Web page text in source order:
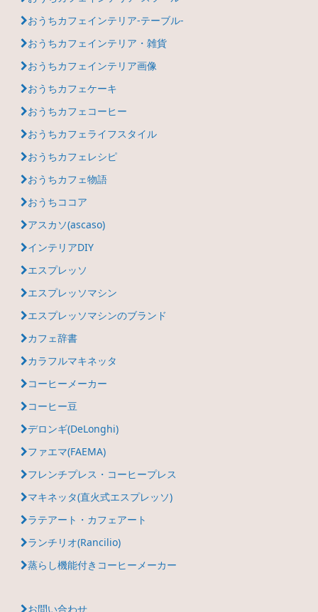
おうちカフェインテリア-テーブル-
おうちカフェインテリア・雑貨
おうちカフェインテリア画像
おうちカフェケーキ
おうちカフェコーヒー
おうちカフェライフスタイル
おうちカフェレシピ
おうちカフェ物語
おうちココア
アスカソ(ascaso)
インテリアDIY
エスプレッソ
エスプレッソマシン
エスプレッソマシンのブランド
カフェ辞書
カラフルマキネッタ
コーヒーメーカー
コーヒー豆
デロンギ(DeLonghi)
ファエマ(FAEMA)
フレンチプレス・コーヒープレス
マキネッタ(直火式エスプレッソ)
ラテアート・カフェアート
ランチリオ(Rancilio)
蒸らし機能付きコーヒーメーカー
お問い合わせ